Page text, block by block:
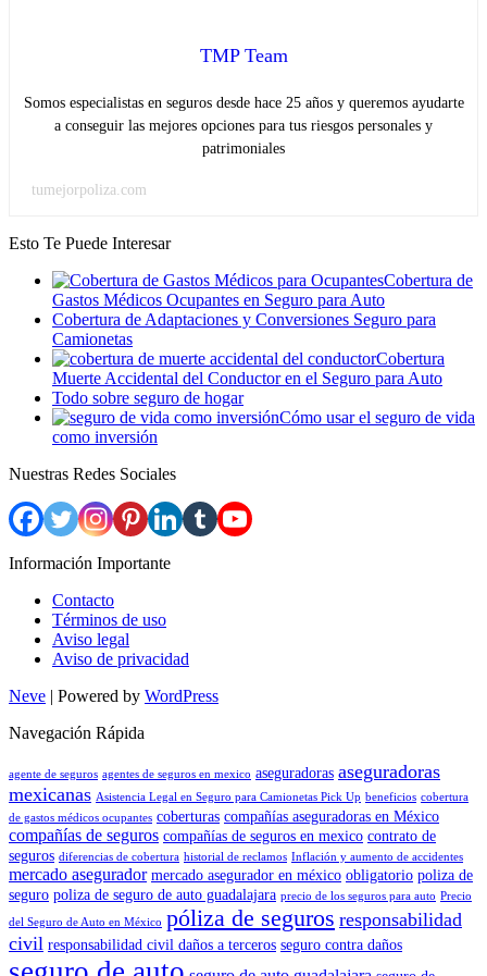
TMP Team
Somos especialistas en seguros desde hace 25 años y queremos ayudarte
a conseguir las mejores opciones para tus riesgos personales y
patrimoniales
tumejorpoliza.com
Esto Te Puede Interesar
Cobertura de
Gastos Médicos Ocupantes en Seguro para Auto
Cobertura de Adaptaciones y Conversiones Seguro para
Camionetas
Cobertura
Muerte Accidental del Conductor en el Seguro para Auto
Todo sobre seguro de hogar
Cómo usar el seguro de vida
como inversión
Nuestras Redes Sociales
Información Importante
Contacto
Términos de uso
Aviso legal
Aviso de privacidad
Neve | Powered by WordPress
Navegación Rápida
agente de seguros agentes de seguros en mexico aseguradoras aseguradoras
mexicanas Asistencia Legal en Seguro para Camionetas Pick Up beneficios cobertura
de gastos médicos ocupantes coberturas compañías aseguradoras en México
compañías de seguros compañías de seguros en mexico contrato de
seguros diferencias de cobertura historial de reclamos Inflación y aumento de accidentes
mercado asegurador mercado asegurador en méxico obligatorio poliza de
seguro poliza de seguro de auto guadalajara precio de los seguros para auto Precio
del Seguro de Auto en México póliza de seguros responsabilidad
civil responsabilidad civil daños a terceros seguro contra daños